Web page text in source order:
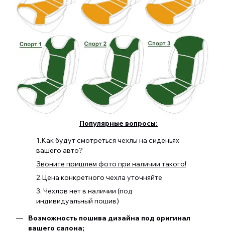
Популярные вопросы:
1.Как будут смотреться чехлы на сиденьях
вашего авто?
Звоните пришлем фото при наличии такого!
2.Цена конкретного чехла уточняйте
3. Чехлов нет в наличии (под
индивидуальный пошив)
Возможность пошива дизайна под оригинал
вашего салона;